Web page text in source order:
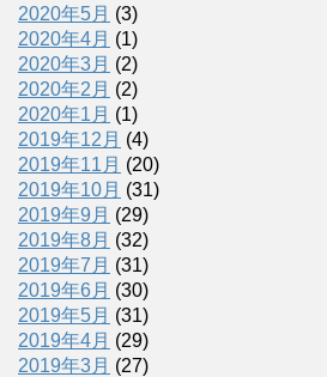
2020年5月 (3)
2020年4月 (1)
2020年3月 (2)
2020年2月 (2)
2020年1月 (1)
2019年12月 (4)
2019年11月 (20)
2019年10月 (31)
2019年9月 (29)
2019年8月 (32)
2019年7月 (31)
2019年6月 (30)
2019年5月 (31)
2019年4月 (29)
2019年3月 (27)